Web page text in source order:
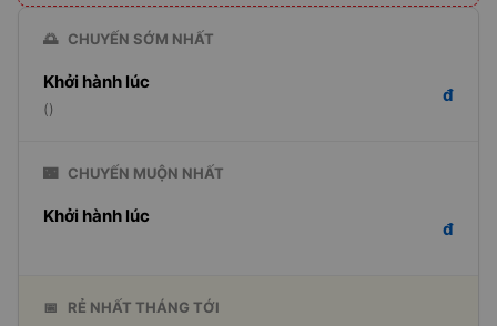
🌅 CHUYẾN SỚM NHẤT
Khởi hành lúc
()
đ
🌃 CHUYẾN MUỘN NHẤT
Khởi hành lúc
đ
📅 RẺ NHẤT THÁNG TỚI